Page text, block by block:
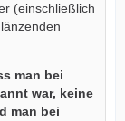
(einschließlich
man bei
war, keine
man bei